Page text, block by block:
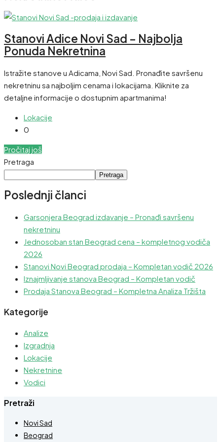
Stanovi Adice Novi Sad – Najbolja
Ponuda Nekretnina
Istražite stanove u Adicama, Novi Sad. Pronađite savršenu
nekretninu sa najboljim cenama i lokacijama. Kliknite za
detaljne informacije o dostupnim apartmanima!
Lokacije
0
Pročitaj još
Pretraga
Pretraga
Poslednji članci
Garsonjera Beograd izdavanje – Pronađi savršenu
nekretninu
Jednosoban stan Beograd cena – kompletnog vodiča
2026
Stanovi Novi Beograd prodaja – Kompletan vodič 2026
Iznajmljivanje stanova Beograd – Kompletan vodič
Prodaja Stanova Beograd – Kompletna Analiza Tržišta
Kategorije
Analize
Izgradnja
Lokacije
Nekretnine
Vodici
Pretraži
Novi Sad
Beograd